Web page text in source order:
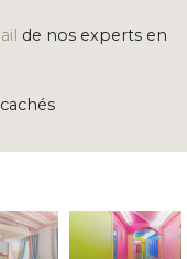
de nos experts en